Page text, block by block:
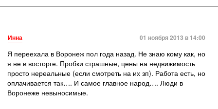
Инна 01 ноября 2013 в 14:00
Я переехала в Воронеж пол года назад. Не знаю кому как, но
я не в восторге. Пробки страшные, цены на недвижимость
просто нереальные (если смотреть на их зп). Работа есть, но
оплачивается так…. И самое главное народ…. Люди в
Воронеже невыносимые.